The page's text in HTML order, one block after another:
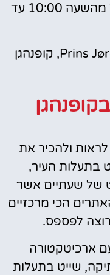
שעות פתיחה בימי ראשון החל מהשעה 10:00 עד
ולהכיר את
בתעלות העיר,
של שעתיים אשר
הכי מרכזיים
לפספס.
ארכיטקטורה
שייט בתעלות